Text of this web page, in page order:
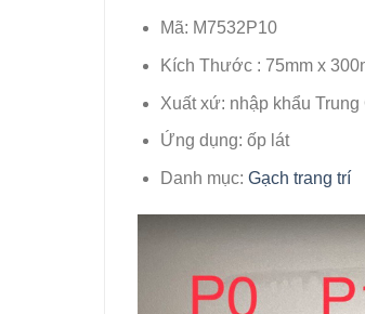
Mã: M7532P10
Kích Thước : 75mm x
Xuất xứ: nhập khẩu Trung
Ứng dụng: ốp lát
Danh mục: Gạch trang trí